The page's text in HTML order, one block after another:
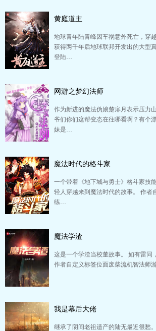
黄庭道主
地球青年陆青峰因车祸意外死亡，穿
获得两千年后地球联邦开发出的大型
登陆…
网游之梦幻法师
作为新进的魔法伪娘楚扉月表示压力
爷们你们这帮变态在往哪看啊？有个
妹是…
魔法时代的格斗家
一个带着《地下城与勇士》格斗家技
轻人穿越来到魔法时代的故事。 作者
练…
魔法学渣
这是一个学渣当校董故事。 如有雷同
作者自定义标签位面废柴流机智法师
我是幕后大佬
继承了阴间老祖遗产的陆无最近很愁